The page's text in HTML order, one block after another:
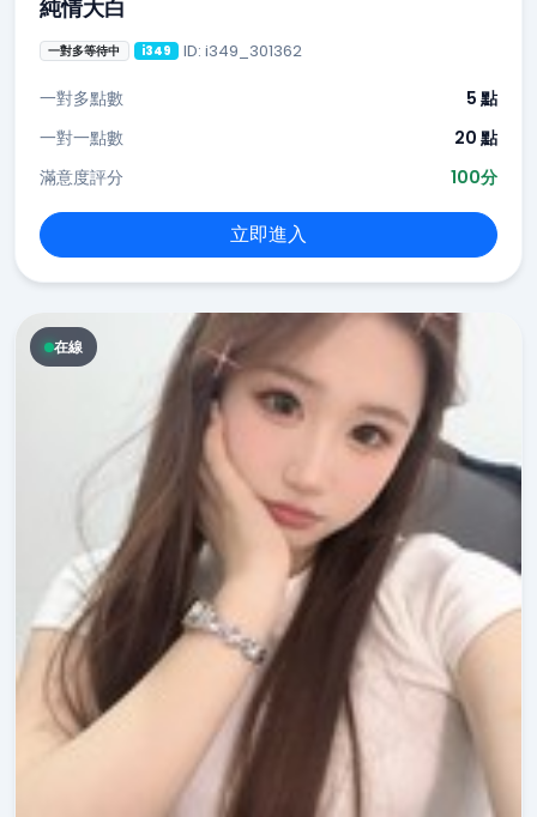
純情大白
一對多等待中 i349 ID: i349_301362
一對多點數
5 點
一對一點數
20 點
滿意度評分
100分
立即進入
在線